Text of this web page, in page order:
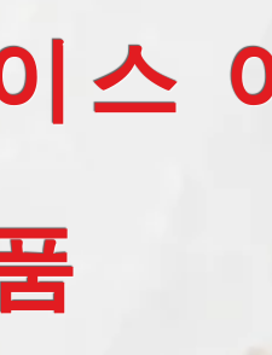
스